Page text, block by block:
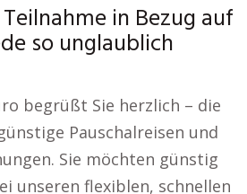
in Bezug auf
so unglaublich
begrüßt Sie herzlich – die
Pauschalreisen und
Sie möchten günstig
unseren flexiblen, schnellen